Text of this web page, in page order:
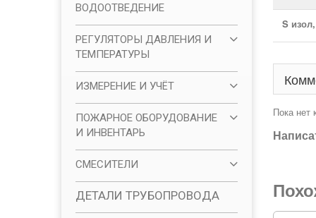
S
Пока нет
ВОДООТВЕДЕНИЕ
РЕГУЛЯТОРЫ ДАВЛЕНИЯ И
ТЕМПЕРАТУРЫ
ИЗМЕРЕНИЕ И УЧЁТ
ПОЖАРНОЕ ОБОРУДОВАНИЕ
И ИНВЕНТАРЬ
СМЕСИТЕЛИ
ДЕТАЛИ ТРУБОПРОВОДА